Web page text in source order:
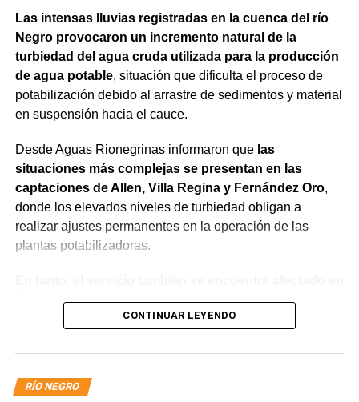
Las intensas lluvias registradas en la cuenca del río
Negro provocaron un incremento natural de la
turbiedad del agua cruda utilizada para la producción
de agua potable, situación que dificulta el proceso de
potabilización debido al arrastre de sedimentos y material
en suspensión hacia el cauce.
Desde Aguas Rionegrinas informaron que las
situaciones más complejas se presentan en las
captaciones de Allen, Villa Regina y Fernández Oro,
donde los elevados niveles de turbiedad obligan a
realizar ajustes permanentes en la operación de las
plantas potabilizadoras.
General Roca, Cipolletti y Balsa Las Perlas,
localidades donde podrían registrarse bajas de
trabaja para sostener la producción de agua potable.
Por otra parte, en Gral. E. Godoy se registran valores de
CONTINUAR LEYENDO
RÍO NEGRO